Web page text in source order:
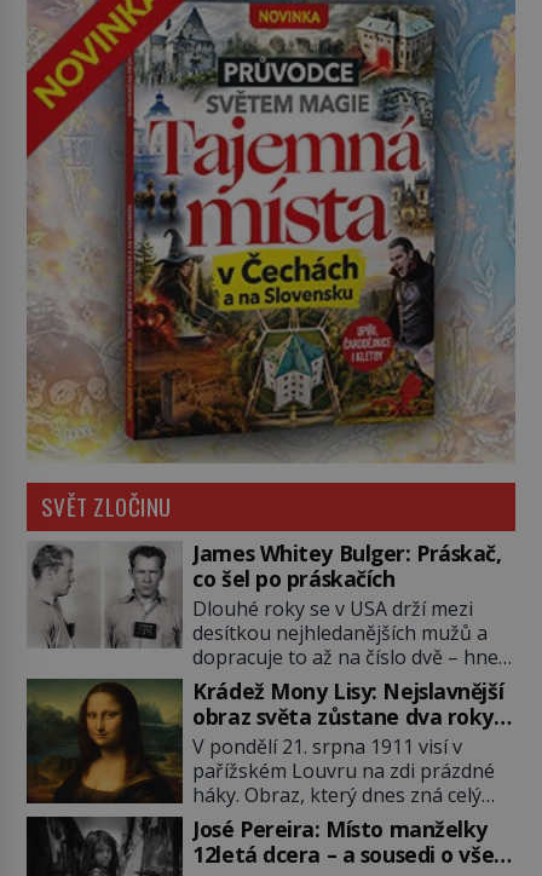
SVĚT ZLOČINU
James Whitey Bulger: Práskač,
co šel po práskačích
Dlouhé roky se v USA drží mezi
desítkou nejhledanějších mužů a
dopracuje to až na číslo dvě – hned
po Usámovi bin Ládinovi (1957–
2011). To je James „Whitey“ Bulger
(1929–2018) viněný ze spoluúčasti
na 19 vraždách, vydírání a lichvy. A
samozřejmě, krom toho je ještě
drogový dealer, který neváhá
odstranit z cesty všechny práskače,
zatímco […]
Krádež Mony Lisy: Nejslavnější
obraz světa zůstane dva roky
nezvěstný
V pondělí 21. srpna 1911 visí v
pařížském Louvru na zdi prázdné
háky. Obraz, který dnes zná celý
svět, je pryč. Zpočátku si nikdo
nemyslí, že jde o krádež.
Zaměstnanci jsou přesvědčeni, že
José Pereira: Místo manželky
12letá dcera – a sousedi o všem